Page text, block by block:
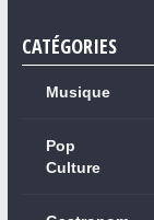
CATÉGORIES
Musique
Pop
Culture